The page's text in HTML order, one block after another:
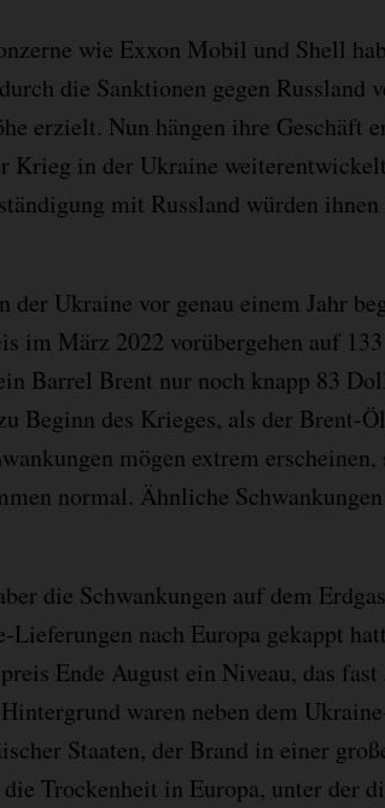
wie Exxon Mobil und Shell
die Sanktionen gegen Russland
erzielt. Nun hängen ihre Geschäft
Krieg in der Ukraine
mit Russland würden
der Ukraine vor genau einem Jahr
im März 2022 vorübergehen auf
Barrel Brent nur noch knapp 83
Beginn des Krieges, als der Brent-
mögen extrem
normal. Ähnliche
die Schwankungen auf dem
Lieferungen nach Europa gekappt
Ende August ein Niveau, das
waren neben dem
Staaten, der Brand in einer
Trockenheit in Europa, unter der